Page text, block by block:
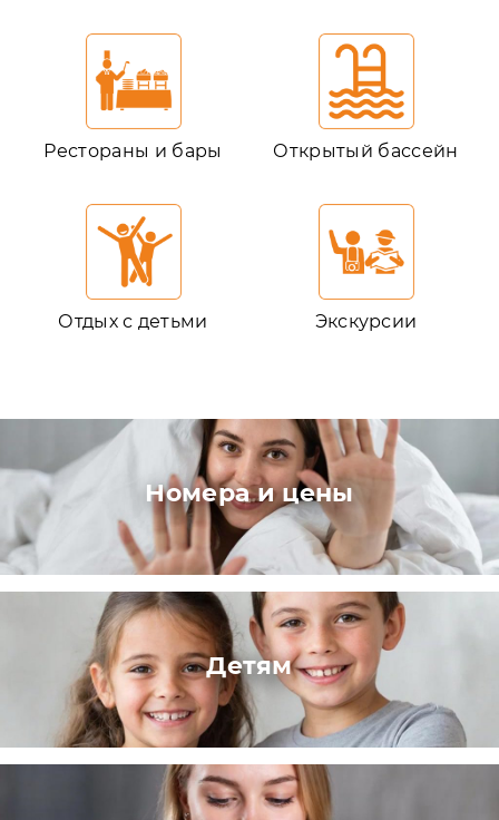
Рестораны и бары Открытый бассейн
Отдых с детьми Экскурсии
Номера и цены
Детям